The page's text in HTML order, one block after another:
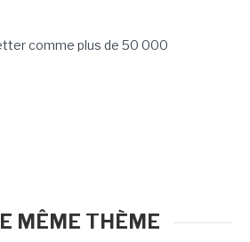
comme plus de 50 000
MÊME THÈME